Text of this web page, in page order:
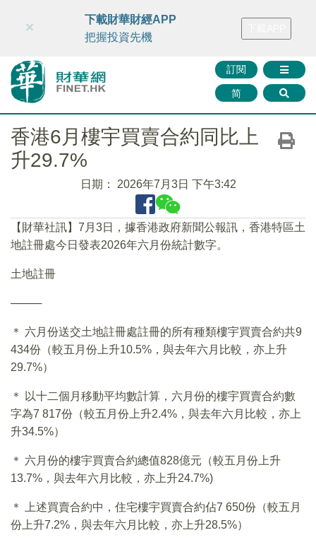
財華智庫網 FINTV FINMETA 財華證券 媒體矩陣
訂閱
简
×
下載財華財經APP
把握投資先機
香港6月樓宇買賣合約同比上
升29.7%
日期： 2026年7月3日 下午3:42
【財華社訊】7月3日，據香港政府新聞公報訊，香港特區土
地註冊處今日發表2026年六月份統計數字。
土地註冊
────
＊ 六月份送交土地註冊處註冊的所有種類樓宇買賣合約共9
434份（較五月份上升10.5%，與去年六月比較，亦上升
29.7%）
＊ 以十二個月移動平均數計算，六月份的樓宇買賣合約數
字為7 817份（較五月份上升2.4%，與去年六月比較，亦上
升34.5%）
＊ 六月份的樓宇買賣合約總值828億元（較五月份上升
13.7%，與去年六月比較，亦上升24.7%)
＊ 上述買賣合約中，住宅樓宇買賣合約佔7 650份（較五月
份上升7.2%，與去年六月比較，亦上升28.5%）